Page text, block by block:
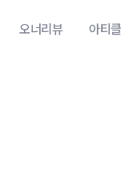
오너리뷰 아티클